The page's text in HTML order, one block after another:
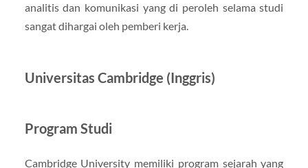
analitis dan komunikasi yang di peroleh selama studi
sangat dihargai oleh pemberi kerja.
Universitas Cambridge (Inggris)
Program Studi
Cambridge University memiliki program sejarah yang